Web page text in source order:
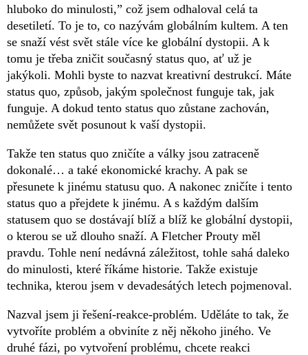
hluboko do minulosti,” což jsem odhaloval celá ta
desetiletí. To je to, co nazývám globálním kultem. A ten
se snaží vést svět stále více ke globální dystopii. A k
tomu je třeba zničit současný status quo, ať už je
jakýkoli. Mohli byste to nazvat kreativní destrukcí. Máte
status quo, způsob, jakým společnost funguje tak, jak
funguje. A dokud tento status quo zůstane zachován,
nemůžete svět posunout k vaší dystopii.
Takže ten status quo zničíte a války jsou zatraceně
dokonalé… a také ekonomické krachy. A pak se
přesunete k jinému statusu quo. A nakonec zničíte i tento
status quo a přejdete k jinému. A s každým dalším
statusem quo se dostávají blíž a blíž ke globální dystopii,
o kterou se už dlouho snaží. A Fletcher Prouty měl
pravdu. Tohle není nedávná záležitost, tohle sahá daleko
do minulosti, které říkáme historie. Takže existuje
technika, kterou jsem v devadesátých letech pojmenoval.
Nazval jsem ji řešení-reakce-problém. Uděláte to tak, že
vytvoříte problém a obviníte z něj někoho jiného. Ve
druhé fázi, po vytvoření problému, chcete reakci